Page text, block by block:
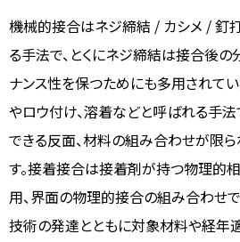
機械的接合はネジ締結 / カシメ / 釘
る手法で、とくにネジ締結は接合後
ナンス性を保つためにも多用されて
やロウ付け、溶着などと呼ばれる手
できる反面、材料の組み合わせが限
す。接着接合は接着剤が持つ物理的
用、界面の物理的接合の組み合わせ
技術の発達とともに対象材料や経年